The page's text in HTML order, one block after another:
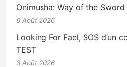
Onimusha: Way of the Sword
6 Août 2026
Looking For Fael, SOS d’un
TEST
3 Août 2026